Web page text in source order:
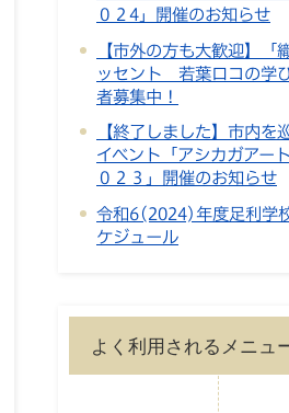
０２4」開催のお知らせ
【市外の方も大歓迎】「
ッセント 若葉ロコの学
者募集中！
【終了しました】市内を
イベント「アシカガアー
０２３」開催のお知らせ
令和6(2024)年度足利学
ケジュール
よく利用されるメニュ